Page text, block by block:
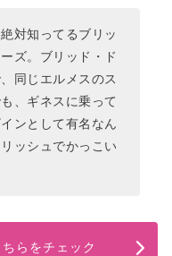
対知ってるブリッ
ズ。ブリッド・ド
同じエルメスのス
、ギネスに乗って
ンとして有名なん
ッシュでかっこい
らをチェック